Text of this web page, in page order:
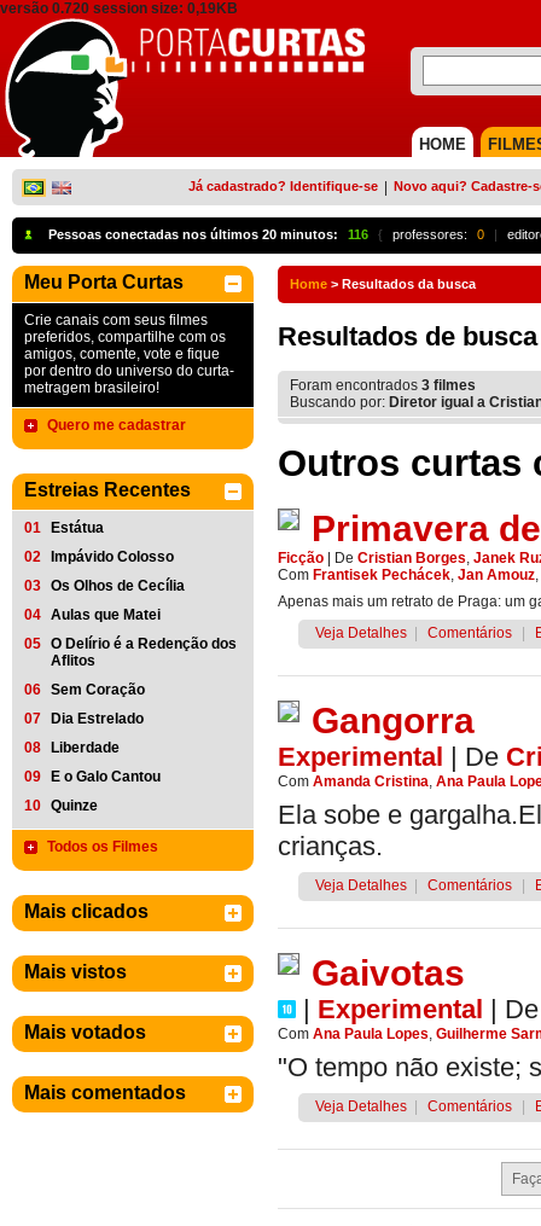
versão 0.720 session size: 0,19KB
HOME
Já cadastrado? Identifique-se Novo aqui? Cadastre-
Pessoas conectadas nos últimos 20 minutos: 116 { professores: 0 |
Meu Porta Curtas
Crie canais com seus filmes
preferidos, compartilhe com os
amigos, comente, vote e fique
por dentro do universo do curta-
metragem brasileiro!
Quero me cadastrar
Estreias Recentes
01
Estátua
02
Impávido Colosso
03 Os Olhos de Cecília
04 Aulas que Matei
05 O Delírio é a Redenção dos
Aflitos
06 Sem Coração
07
Dia Estrelado
08
Liberdade
09
E o Galo Cantou
10 Quinze
Todos os Filmes
Mais clicados
Mais vistos
Mais votados
Mais comentados
Home > Resultados da busca
Resultados de busca
Foram encontrados 3 filmes
Buscando por: Diretor igual a
Outros curtas
Primavera
Ficção De Cristian Borges, Janek
Com Frantisek Pechácek, Jan Amouz,
Apenas mais um retrato de Praga: um
Veja Detalhes
Comentários
Gangorra
Experimental | De
Com Amanda Cristina, Ana Paula
Ela sobe e
crianças.
Veja Detalhes Comentários
Gaivotas
| Experimental |
Com Ana Paula Lopes, Guilherme
"O tempo não existe;
Veja Detalhes Comentários